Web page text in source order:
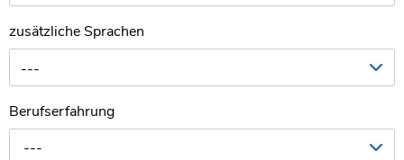
zusätzliche Sprachen
---
Berufserfahrung
---